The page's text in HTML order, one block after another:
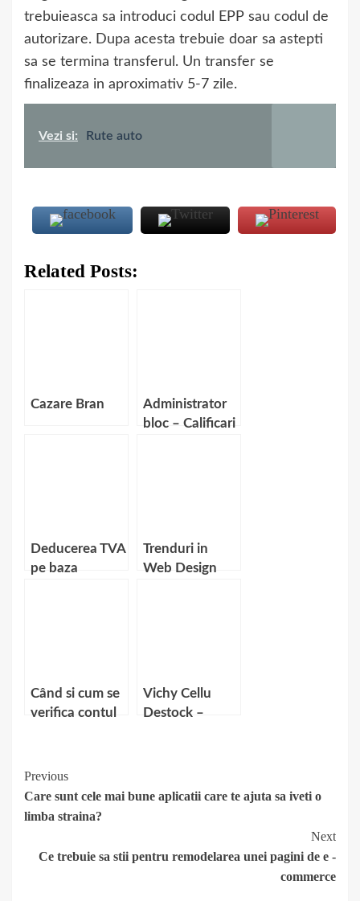
trebuieasca sa introduci codul EPP sau codul de
autorizare. Dupa acesta trebuie doar sa astepti
sa se termina transferul. Un transfer se
finalizeaza in aproximativ 5-7 zile.
Vezi si: Rute auto
Related Posts:
Cazare Bran
Administrator
bloc – Calificari
Deducerea TVA
pe baza
Trenduri in
Web Design
Când si cum se
verifica contul
Vichy Cellu
Destock –
Continue
Reading
Previous
Care sunt cele mai bune aplicatii care te ajuta sa iveti o
limba straina?
Next
Ce trebuie sa stii pentru remodelarea unei pagini de e -
commerce